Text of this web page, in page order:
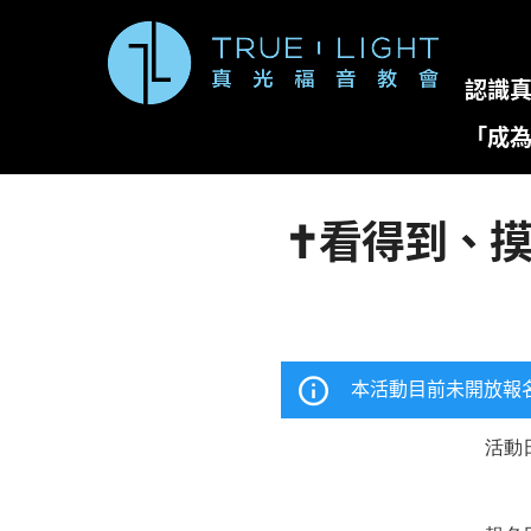
認識
「成
✝️看得到、
本活動目前未開放報
活動